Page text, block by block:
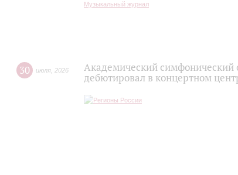
Музыкальный журнал
30 июля 2026
Академический симфонический
дебютировал в концертном